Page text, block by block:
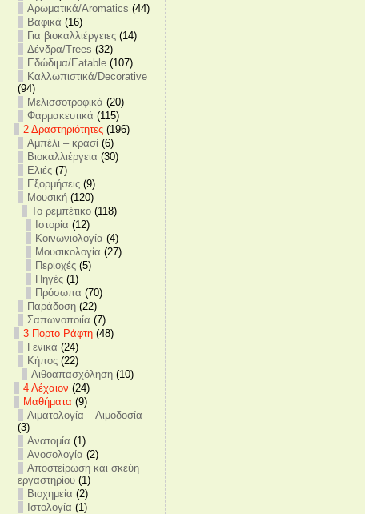
Αρωματικά/Aromatics (44)
Βαφικά (16)
Για βιοκαλλιέργειες(14)
Δένδρα/Trees (32)
Εδώδιμα/Eatable(107)
Καλλωπιστικά/Decorative
(94)
Μελισσοτροφικά (20)
Φαρμακευτικά (115)
2 Δραστηριότητες(196)
Αμπέλι – κρασί(6)
Βιοκαλλιέργεια (30)
Ελιές(7)
Εξορμήσεις(9)
Μουσική(120)
Το ρεμπέτικο(118)
Ιστορία (12)
Κοινωνιολογία (4)
Μουσικολογία (27)
Περιοχές(5)
Πηγές(1)
Πρόσωπα (70)
Παράδοση(22)
Σαπωνοποιία (7)
3 Πορτο Ράφτη(48)
Γενικά (24)
Κήπος(22)
Λιθοαπασχόληση(10)
4 Λέχαιον (24)
Mαθήματα (9)
Αιματολογία – Αιμοδοσία
(3)
Ανατομία (1)
Ανοσολογία (2)
Αποστείρωση και σκεύη
εργαστηρίου(1)
Βιοχημεία (2)
Ιστολογία (1)